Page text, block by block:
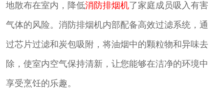
地散布在室内，降低消防排烟机了家庭成员吸入有害
气体的风险。消防排烟机内部配备高效过滤系统，通
过芯片过滤和炭包吸附，将油烟中的颗粒物和异味去
除，使室内空气保持清新，让您能够在洁净的环境中
享受烹饪的乐趣。